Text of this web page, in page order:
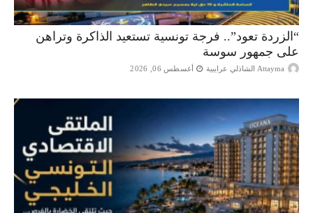
“الزردة تعود”.. فرجة تونسية تستعيد الذاكرة وتراهن
على جمهور سوسة
Attayma الشاذلي عرايبية أغسطس 06, 2026